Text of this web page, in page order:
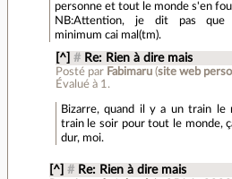
personne et tout le monde s'en
NB:Attention, je dit pas que
minimum cai mal(tm).
[^] # Re: Rien à dire mais
Posté par Fabimaru(site web
Évalué à 1 .
Bizarre, quand il y a un train le
train le soir pour tout le monde,
dur, moi.
[^] # Re: Rien à dire mais